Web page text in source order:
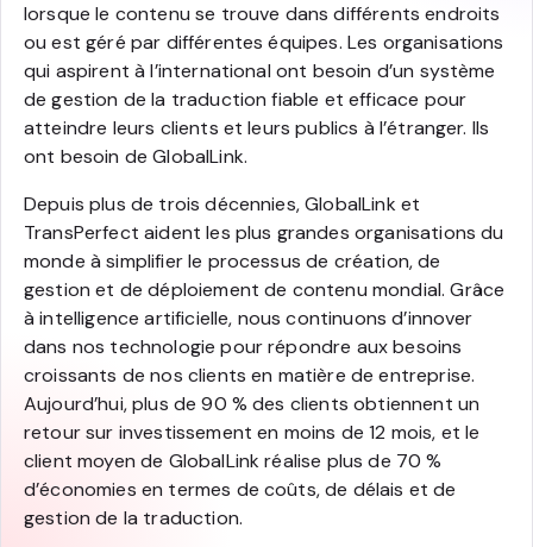
lorsque le contenu se trouve dans différents endroits
ou est géré par différentes équipes. Les organisations
qui aspirent à l’international ont besoin d’un système
de gestion de la traduction fiable et efficace pour
atteindre leurs clients et leurs publics à l’étranger. Ils
ont besoin de GlobalLink.
Depuis plus de trois décennies, GlobalLink et
TransPerfect aident les plus grandes organisations du
monde à simplifier le processus de création, de
gestion et de déploiement de contenu mondial. Grâce
à intelligence artificielle, nous continuons d’innover
dans nos technologie pour répondre aux besoins
croissants de nos clients en matière de entreprise.
Aujourd’hui, plus de 90 % des clients obtiennent un
retour sur investissement en moins de 12 mois, et le
client moyen de GlobalLink réalise plus de 70 %
d’économies en termes de coûts, de délais et de
gestion de la traduction.